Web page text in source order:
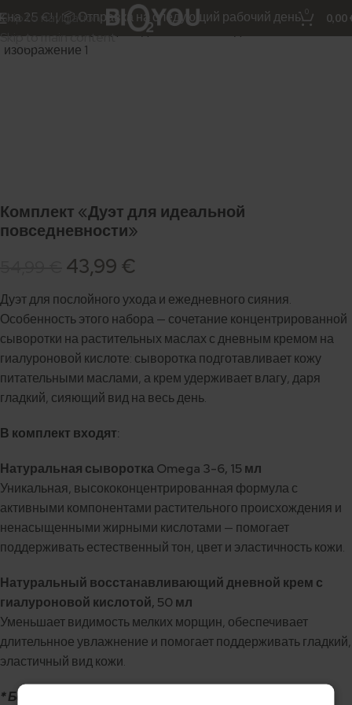
Skip to navigation
Skip to main content
25 €! | 📦 Отправка на следующий рабочий день. 0 0,00
Нажмите для увеличения
Комплект «Дуэт для идеальной
повседневности»
43,99 €
Дуэт для послойного ухода и ежедневного сияния.
Особенность этого набора — сочетание концентрированной
сыворотки на растительных маслах с дневным кремом на
гиалуроновой кислоте: сыворотка подготавливает кожу
питательными маслами, а крем удерживает влагу, даря
гладкий, сияющий вид на весь день.
В комплект входят:
Натуральная сыворотка Omega 3-6, 15 мл
Уникальная, высококонцентрированная формула с
активными компонентами растительного происхождения и
ненасыщенными жирными кислотами — помогает
поддерживать естественный тон, цвет и эластичность кожи.
Натуральный восстанавливающий дневной крем с
гиалуроновой кислотой, 50 мл
Уменьшает видимость мелких морщин, обеспечивает
длительнное увлажнение и помогает поддерживать гладкий,
эластичный вид кожи.
* Без подарочной упаковки